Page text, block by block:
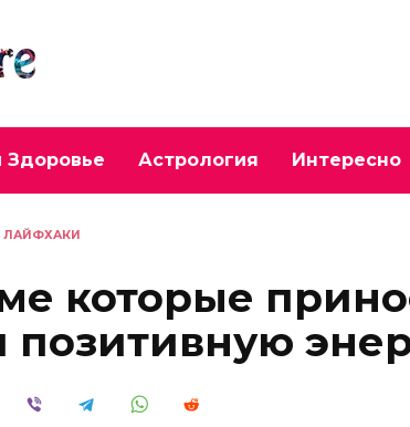
Здоровье Астрология Интересно
ЛАЙФХАКИ
которые
позитивную